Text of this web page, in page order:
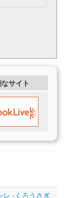
サイト
‐くろうさぎ